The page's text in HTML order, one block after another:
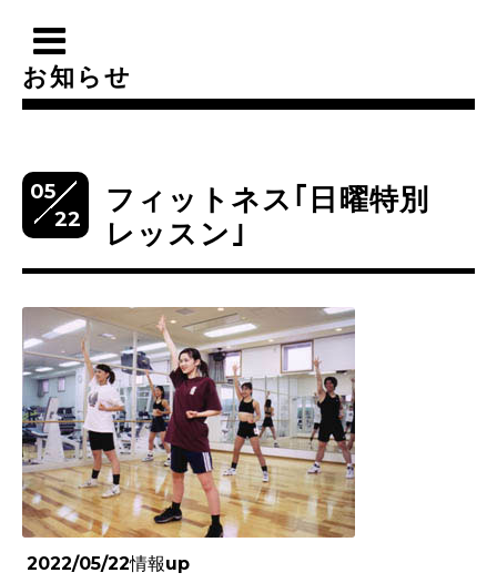
お知らせ
05
22
フィットネス｢日曜特別
レッスン｣
2022/05/22情報up